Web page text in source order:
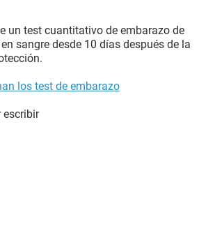
un test cuantitativo de embarazo de
sangre desde 10 días después de la
los test de embarazo
escribir